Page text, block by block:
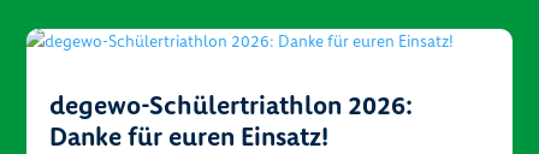
degewo-Schülertriathlon 2026:
Danke für euren Einsatz!